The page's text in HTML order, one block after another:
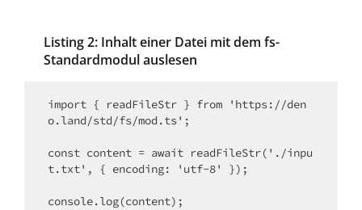
Listing 2: Inhalt einer Datei mit dem fs-
Standardmodul auslesen
import { readFileStr } from 'https://den
o.land/std/fs/mod.ts';
const content = await readFileStr('./inpu
t.txt', { encoding: 'utf-8' });
console.log(content);